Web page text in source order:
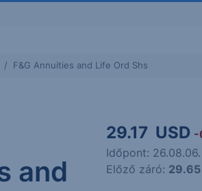
F&G Annuities and Life Ord Shs
and
29.17 USD -
Időpont:
Előző záró: 29.65